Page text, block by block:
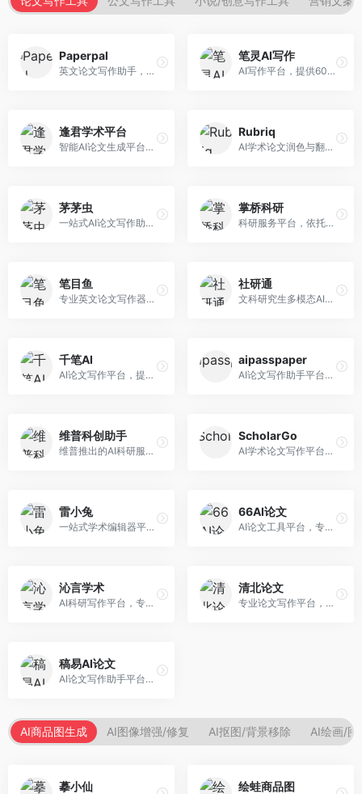
Paperpal
英文论文写作助手，专注于学术英语润色。面向需要发表国际期刊的研究者，提供语法检查、学术表达优化、格式规范等服务，英语表达地道专业。
笔灵AI写作
AI写作平台，提供600+写作模板。面向学生、职场人士和内容创作者，支持论文、公文、营销文案等多种文体，模板丰富，一键生成，写作效率大幅提升。
逢君学术平台
智能AI论文生成平台，支持查重检测。面向高校学生和研究人员，提供论文选题、内容生成、查重修改等一站式服务，学术写作流程完整。
Rubriq
AI学术论文润色与翻译平台。面向国际期刊投稿者，提供论文润色、翻译、格式调整等服务，支持多语言，学术表达专业规范。
茅茅虫
一站式AI论文写作助手，覆盖学术写作全场景。面向高校学生和科研人员，提供开题报告、文献综述、论文正文等写作服务，支持多学科多类型论文，操作简便。
掌桥科研
科研服务平台，依托3亿+真实文献数据库。面向学术研究者和学生，提供文献检索、论文写作、科研数据分析等服务，文献资源丰富，学术支持专业。
笔目鱼
专业英文论文写作器，支持学术论文全流程。面向留学生和国际期刊投稿者，提供英文论文撰写、润色、格式调整等服务，学术英语表达规范。
社研通
文科研究生多模态AI学术写作平台。面向文科研究生和社科研究者，提供文献综述、理论分析、定性研究辅助等服务，文科研究方法论支持完善。
千笔AI
AI论文写作平台，提供无限改稿服务。面向高校学生和学术研究者，支持论文选题、大纲生成、内容撰写、查重修改等全流程服务，改稿次数不限，服务质量有保障。
aipasspaper
AI论文写作助手平台，提供智能化的学术写作支持。面向大学生和研究人员，支持多种学科论文生成，提供参考文献管理和格式规范服务，写作效率高。
维普科创助手
维普推出的AI科研服务平台，整合学术资源与智能写作。面向科研人员和高校师生，提供文献检索、论文写作、查重检测等一站式服务，学术资源权威可靠。
ScholarGo
AI学术论文写作平台，专注于理工科领域的逻辑构建。面向理工科研究生和科研工作者，提供公式编辑、数据分析、论文结构优化等服务，理工科写作逻辑严谨。
雷小兔
一站式学术编辑器平台，覆盖论文写作全流程。面向高校学生和科研人员，提供选题分析、文献检索、论文生成、查重降重等服务，操作流程清晰，学术写作效率显著提升。
66AI论文
AI论文工具平台，专注于高质量低查重论文生成。面向大学生和研究生，提供论文写作、降重修改等服务，生成内容原创度高，查重率低。
沁言学术
AI科研写作平台，专注于学术研究辅助。面向研究生和科研工作者，提供文献分析、研究方法指导、论文撰写等服务，学术资源丰富，研究支持全面。
清北论文
专业论文写作平台，依托高校学术资源。面向本科生和研究生，提供论文指导、写作辅助、查重检测等服务，学术规范性强，适合追求高质量论文的用户。
稿易AI论文
AI论文写作助手平台，提供智能化学术写作支持。面向高校学生，支持多种论文类型生成，提供参考文献管理和格式规范服务，操作流程简单。
AI商品图生成 AI图像增强/修复 AI抠图/背景移除 AI绘画/图
摹小仙 绘蛙商品图